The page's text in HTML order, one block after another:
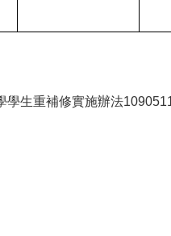
學生重補修實施辦法